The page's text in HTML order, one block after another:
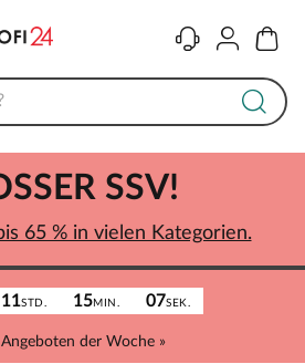
KontaktKonto
11STD. 15MIN. 07SEK.
der Woche »
SSV!
65 % in vielen Kategorien.